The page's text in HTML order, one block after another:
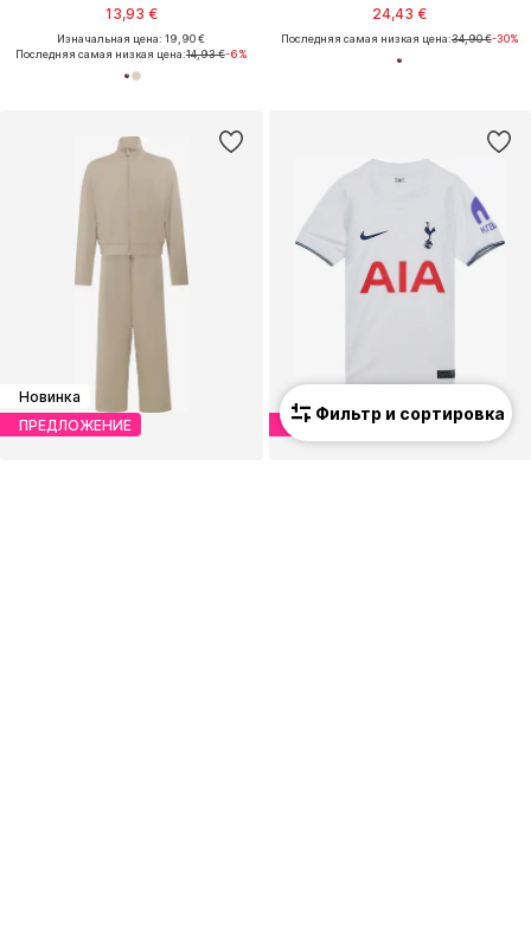
13,93 €
Изначальная цена: 19,90 €
Последняя самая низкая цена:14,93 €-6%
24,43 €
Последняя самая низкая цена:34,90 €-30%
Новинка
ПРЕДЛОЖЕНИЕ
ПРЕДЛОЖЕНИЕ
Фильтр и сортировка